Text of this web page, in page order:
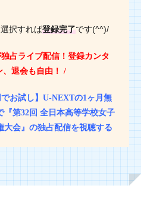
択すれば登録完了です(^^)/
占ライブ配信！登録カンタ
、退会も自由！ /
お試し】U-NEXTの1ヶ月無
『第32回 全日本高等学校女子
大会』の独占配信を視聴する